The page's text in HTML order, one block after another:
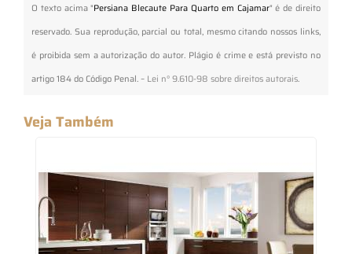
O texto acima "Persiana Blecaute Para Quarto em Cajamar" é de direito
reservado. Sua reprodução, parcial ou total, mesmo citando nossos links,
é proibida sem a autorização do autor. Plágio é crime e está previsto no
artigo 184 do Código Penal. – Lei n° 9.610-98 sobre direitos autorais.
Veja Também